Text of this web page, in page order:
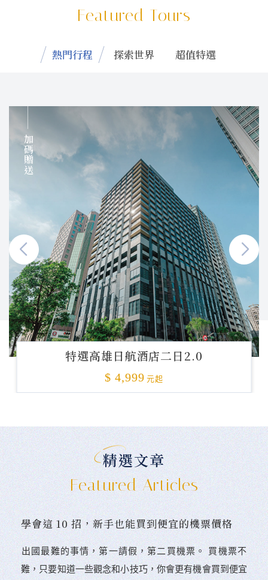
Featured Tours
熱門行程 探索世界 超值特選
加碼贈送
特選高雄日航酒店二日2.0
$ 4,999 元起
精選文章
Featured Articles
學會這 10 招，新手也能買到便宜的機票價格
󠀠出國最難的事情，第一請假，第二買機票。 󠀠買機票不
難，只要知道一些觀念和小技巧，你會更有機會買到便宜